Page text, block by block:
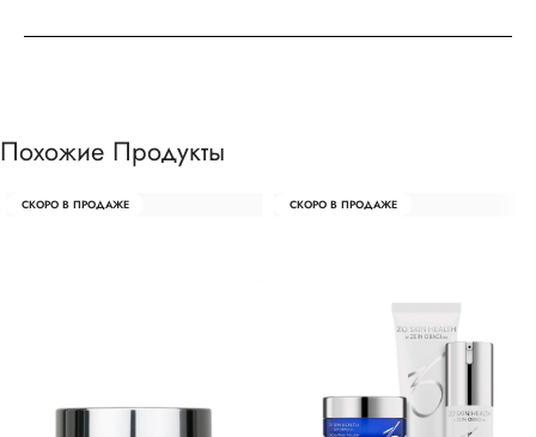
Похожие Продукты
СКОРО В ПРОДАЖЕ СКОРО В ПРОДАЖЕ